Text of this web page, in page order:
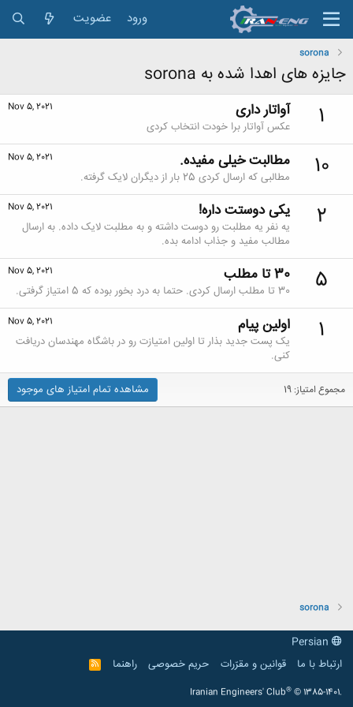
ورود عضویت
sorona
جایزه های اهدا شده به sorona
1
Nov 5, 2021 آواتار داری
عکس آواتار برا خودت انتخاب کردی
10
Nov 5, 2021 مطالبت خیلی مفیده.
مطالبی که ارسال کردی 25 بار از دیگران لایک گرفته.
2
Nov 5, 2021 یکی دوستت داره!
یه نفر یه مطلبت رو دوست داشته و به مطلبت لایک داده. به ارسال
مطالب مفید و جذاب ادامه بده.
5
Nov 5, 2021 30 تا مطلب
30 تا مطلب ارسال کردی. حتما به درد بخور بوده که 5 امتیاز گرفتی.
1
Nov 5, 2021 اولین پیام
یک پست جدید بذار تا اولین امتیازت رو در باشگاه مهندسان دریافت
کنی.
مجموع امتیاز: 19 مشاهده تمام امتیاز های موجود
sorona
ارتباط با ما
قوانین و مقرّرات حریم خصوصی راهنما
R
S
Iranian Engineers' Club® © 1385-1401.